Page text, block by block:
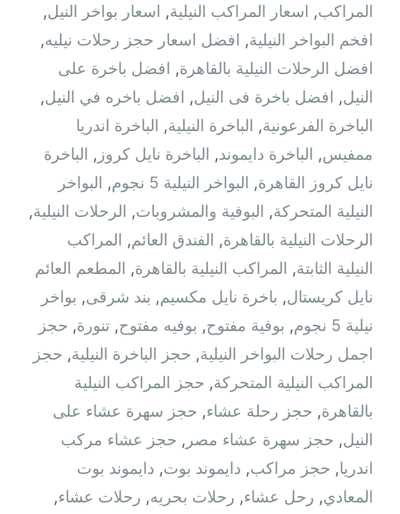
المراكب, اسعار المراكب النيلية, اسعار بواخر النيل,
افخم البواخر النيلية, افضل اسعار حجز رحلات نيليه,
افضل الرحلات النيلية بالقاهرة, افضل باخرة على
النيل, افضل باخرة فى النيل, افضل باخره في النيل,
الباخرة الفرعونية, الباخرة النيلية, الباخرة اندريا
ممفيس, الباخرة دايموند, الباخرة نايل كروز , الباخرة
نايل كروز القاهرة, البواخر النيلية 5 نجوم , البواخر
النيلية المتحركة, البوفية والمشروبات, الرحلات النيلية,
الرحلات النيلية بالقاهرة, الفندق العائم, المراكب
النيلية الثابتة, المراكب النيلية بالقاهرة, المطعم العائم
نايل كريستال, باخرة نايل مكسيم, بند شرقى, بواخر
نيلية 5 نجوم
, بوفية مفتوح, بوفيه مفتوح, تنورة, حجز
اجمل رحلات البواخر النيلية, حجز الباخرة النيلية, حجز
المراكب النيلية المتحركة, حجز المراكب النيلية
بالقاهرة, حجز رحلة عشاء, حجز سهرة عشاء على
النيل, حجز سهرة عشاء مصر , حجز عشاء مركب
اندريا, حجز مراكب, دايموند بوت, دايموند بوت
المعادي, رحل عشاء, رحلات بحريه, رحلات عشاء,